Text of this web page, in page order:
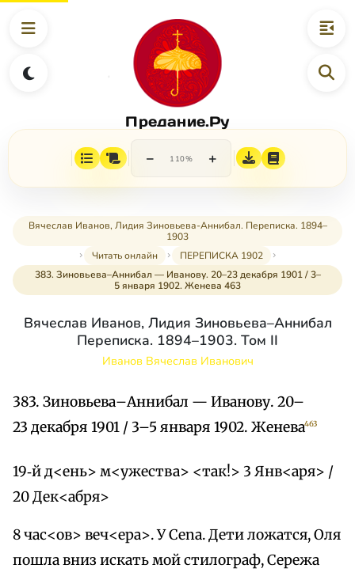
Предание.Ру
− 110% +
Вячеслав Иванов, Лидия Зиновьева-Аннибал. Переписка. 1894–
1903
Читать онлайн
ПЕРЕПИСКА 1902
383. Зиновьева–Аннибал — Иванову. 20–23 декабря 1901 / 3–
5 января 1902. Женева 463
Вячеслав Иванов, Лидия Зиновьева–Аннибал
Переписка. 1894–1903. Том II
Иванов Вячеслав Иванович
383. Зиновьева–Аннибал — Иванову. 20–
23 декабря 1901 / 3–5 января 1902. Женева463
19‑й д<ень> м<ужества> <так!> 3 Янв<аря> /
20 Дек<абря>
8 час<ов> веч<ера>. У Cena. Дети ложатся, Оля
пошла вниз искать мой стилограф, Сережа